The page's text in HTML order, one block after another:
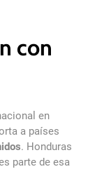
con
en
a países
. Honduras
parte de esa